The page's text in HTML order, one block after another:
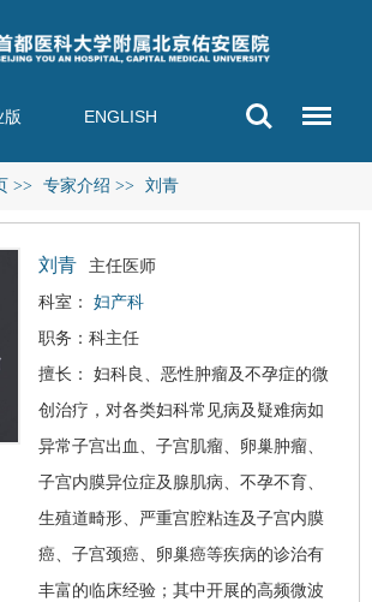
版 ENGLISH
>> 专家介绍 >> 刘青
刘青
主任医师
科室： 妇产科
职务：科主任
擅长： 妇科良、恶性肿瘤及不孕症的微
创治疗，对各类妇科常见病及疑难病如
异常子宫出血、子宫肌瘤、卵巢肿瘤、
子宫内膜异位症及腺肌病、不孕不育、
生殖道畸形、严重宫腔粘连及子宫内膜
癌、子宫颈癌、卵巢癌等疾病的诊治有
丰富的临床经验；其中开展的高频微波